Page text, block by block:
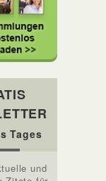
Tages
und